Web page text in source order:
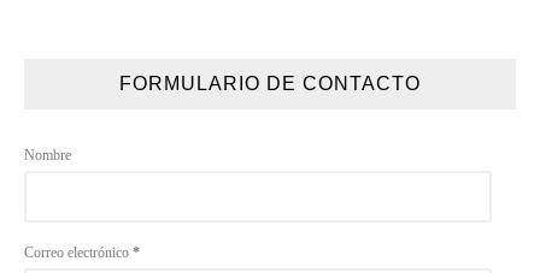
FORMULARIO DE CONTACTO
Nombre
Correo electrónico *